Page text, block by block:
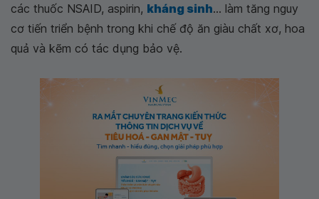
các thuốc NSAID, aspirin, kháng sinh... làm tăng nguy
cơ tiến triển bệnh trong khi chế độ ăn giàu chất xơ, hoa
quả và kẽm có tác dụng bảo vệ.